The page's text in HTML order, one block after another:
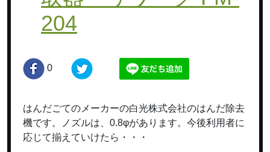
204
0
はんだごてのメーカーの白光株式会社のはんだ除去
機です。ノズルは、0.8φがあります。今後利用者に
応じて揃えていけたら・・・